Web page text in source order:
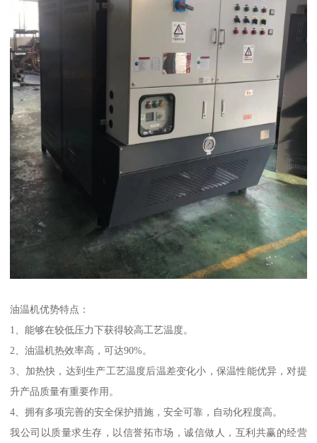
油温机优势特点：
1、能够在较低压力下获得较高工艺温度。
2、油温机热效率高，可达90%。
3、加热快，达到生产工艺温度后温差变化小，保温性能优异，对提
升产品质量有重要作用。
4、拥有多项完善的安全保护措施，安全可靠，自动化程度高。
我公司以质量求生存，以信誉拓市场，诚信做人，互利共赢的经营